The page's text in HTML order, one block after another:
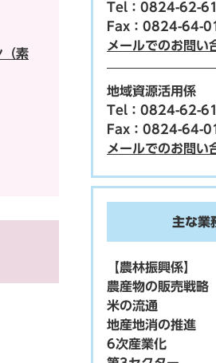
（素
Tel：0824-62-
Fax：0824-64-
メールでのお問い
地域資源活用係
Tel：0824-62-
Fax：0824-64-
メールでのお問い
主な業
【農林振興係】
農産物の販売戦略
米の流通
地産地消の推進
6次産業化